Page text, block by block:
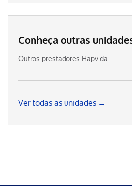
Conheça outras
Outros prestadores Hapvida
Ver todas as unidades →